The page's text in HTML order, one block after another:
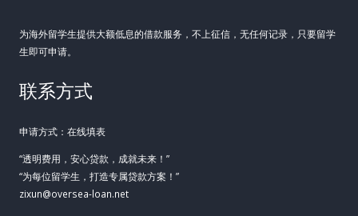
为海外留学生提供大额低息的借款服务，不上征信，无任何记录，只要留学
生即可申请。
联系方式
申请方式：在线填表
“透明费用，安心贷款，成就未来！”
“为每位留学生，打造专属贷款方案！”
zixun@oversea-loan.net